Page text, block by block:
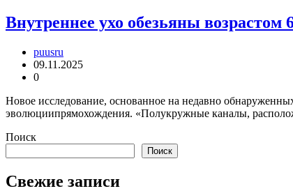
Внутреннее ухо обезьяны
puusru
09.11.2025
0
Новое исследование, основанное на недавно
эволюциипрямохождения. «Полукружные каналы,
Поиск
Поиск
Свежие записи